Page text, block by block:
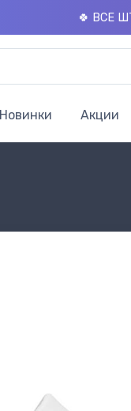
🍀 ВСЕ
Новинки Акции